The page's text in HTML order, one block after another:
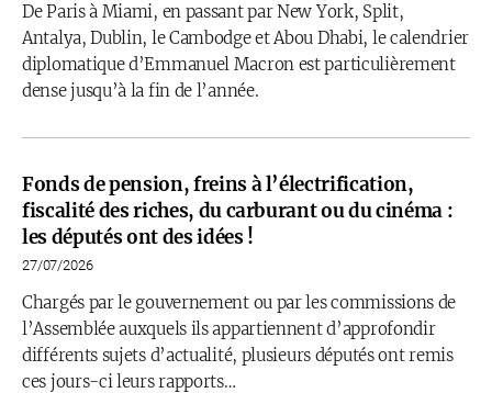
De Paris à Miami, en passant par New York, Split,
Antalya, Dublin, le Cambodge et Abou Dhabi, le calendrier
diplomatique d’Emmanuel Macron est particulièrement
dense jusqu’à la fin de l’année.
Fonds de pension, freins à l’électrification,
fiscalité des riches, du carburant ou du cinéma :
les députés ont des idées !
27/07/2026
Chargés par le gouvernement ou par les commissions de
l’Assemblée auxquels ils appartiennent d’approfondir
différents sujets d’actualité, plusieurs députés ont remis
ces jours-ci leurs rapports…